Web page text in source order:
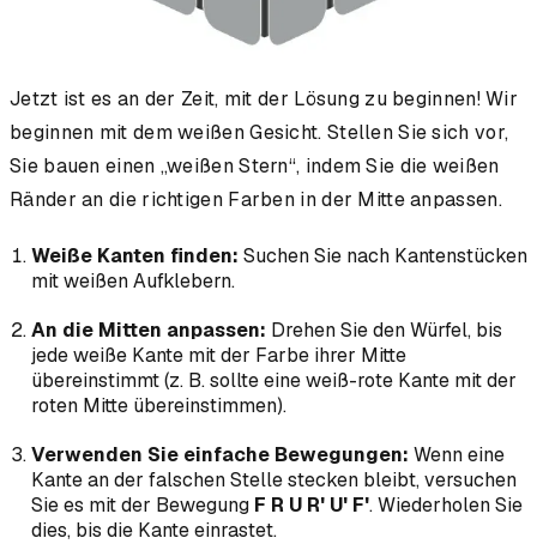
Jetzt ist es an der Zeit, mit der Lösung zu beginnen! Wir
beginnen mit dem weißen Gesicht. Stellen Sie sich vor,
Sie bauen einen „weißen Stern“, indem Sie die weißen
Ränder an die richtigen Farben in der Mitte anpassen.
Weiße Kanten finden: Suchen Sie nach Kantenstücken
mit weißen Aufklebern.
An die Mitten anpassen: Drehen Sie den Würfel, bis
jede weiße Kante mit der Farbe ihrer Mitte
übereinstimmt (z. B. sollte eine weiß-rote Kante mit der
roten Mitte übereinstimmen).
Verwenden Sie einfache Bewegungen: Wenn eine
Kante an der falschen Stelle stecken bleibt, versuchen
Sie es mit der Bewegung F R U R' U' F'. Wiederholen Sie
dies, bis die Kante einrastet.